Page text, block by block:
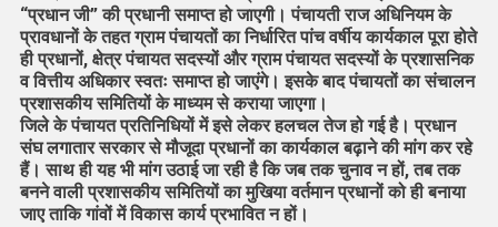
“प्रधान जी” की प्रधानी समाप्त हो जाएगी। पंचायती राज अधिनियम के
प्रावधानों के तहत ग्राम पंचायतों का निर्धारित पांच वर्षीय कार्यकाल पूरा होते
ही प्रधानों, क्षेत्र पंचायत सदस्यों और ग्राम पंचायत सदस्यों के प्रशासनिक
व वित्तीय अधिकार स्वतः समाप्त हो जाएंगे। इसके बाद पंचायतों का संचालन
प्रशासकीय समितियों के माध्यम से कराया जाएगा।
जिले के पंचायत प्रतिनिधियों में इसे लेकर हलचल तेज हो गई है। प्रधान
संघ लगातार सरकार से मौजूदा प्रधानों का कार्यकाल बढ़ाने की मांग कर रहे
हैं। साथ ही यह भी मांग उठाई जा रही है कि जब तक चुनाव न हों, तब तक
बनने वाली प्रशासकीय समितियों का मुखिया वर्तमान प्रधानों को ही बनाया
जाए ताकि गांवों में विकास कार्य प्रभावित न हों।